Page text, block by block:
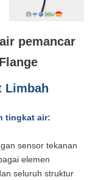
pemancar
Limbah
tingkat air:
sensor tekanan
elemen
seluruh struktur